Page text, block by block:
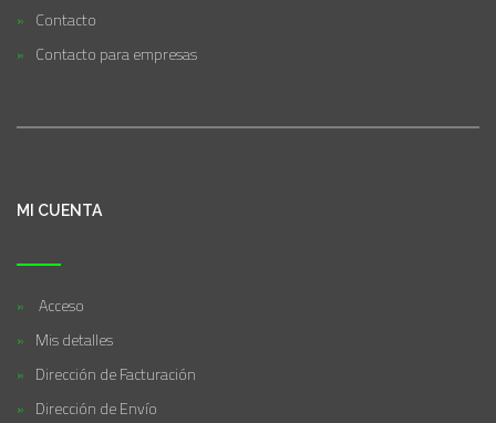
Contacto
Contacto para empresas
MI CUENTA
Acceso
Mis detalles
Dirección de Facturación
Dirección de Envío